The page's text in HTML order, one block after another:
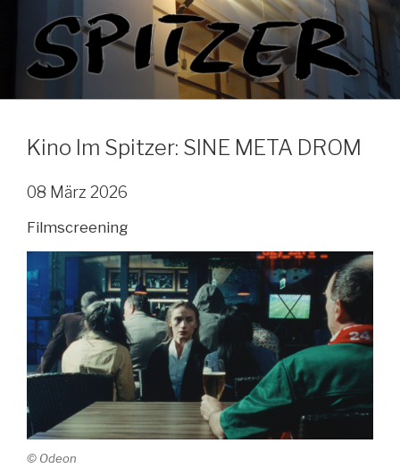
springen
Kino Im Spitzer: SINE META DROM
08 März 2026
Filmscreening
© Odeon